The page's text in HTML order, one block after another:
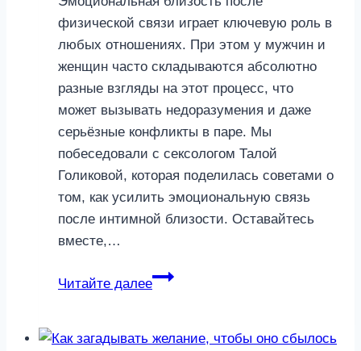
физической связи играет ключевую роль в
любых отношениях. При этом у мужчин и
женщин часто складываются абсолютно
разные взгляды на этот процесс, что
может вызывать недоразумения и даже
серьёзные конфликты в паре. Мы
побеседовали с сексологом Талой
Голиковой, которая поделилась советами о
том, как усилить эмоциональную связь
после интимной близости. Оставайтесь
вместе,…
Читайте далее
Полежи
4